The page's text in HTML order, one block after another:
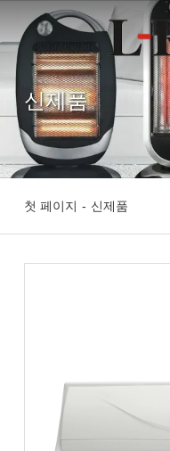
신제품
첫 페이지 - 신제품